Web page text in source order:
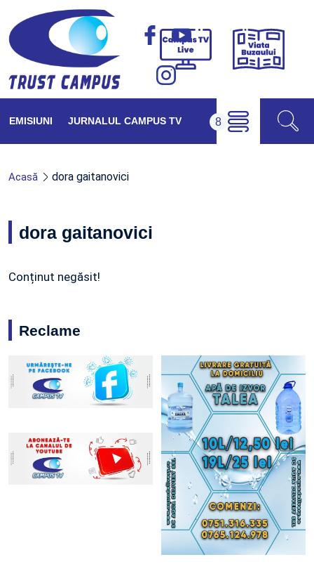
Campus
Viața
EMISIUNI JURNALUL CAMPUS TV
Acasă dora gaitanovici
dora gaitanovici
Conținut negăsit!
Reclame